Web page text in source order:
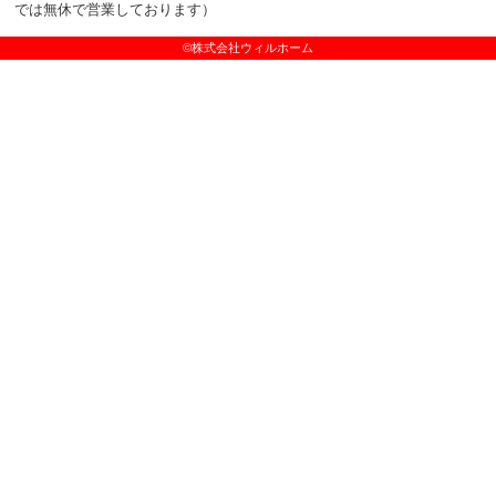
では無休で営業しております）
©株式会社ウィルホーム